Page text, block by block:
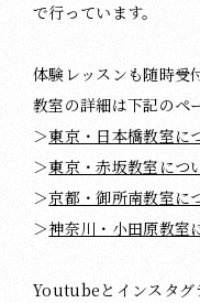
で行っています。
体験レッスンも随時受
教室の詳細は下記のペ
＞東京・日本橋教室に
＞東京・赤坂教室につ
＞京都・御所南教室に
＞神奈川・小田原教室
Youtubeとインスタグ